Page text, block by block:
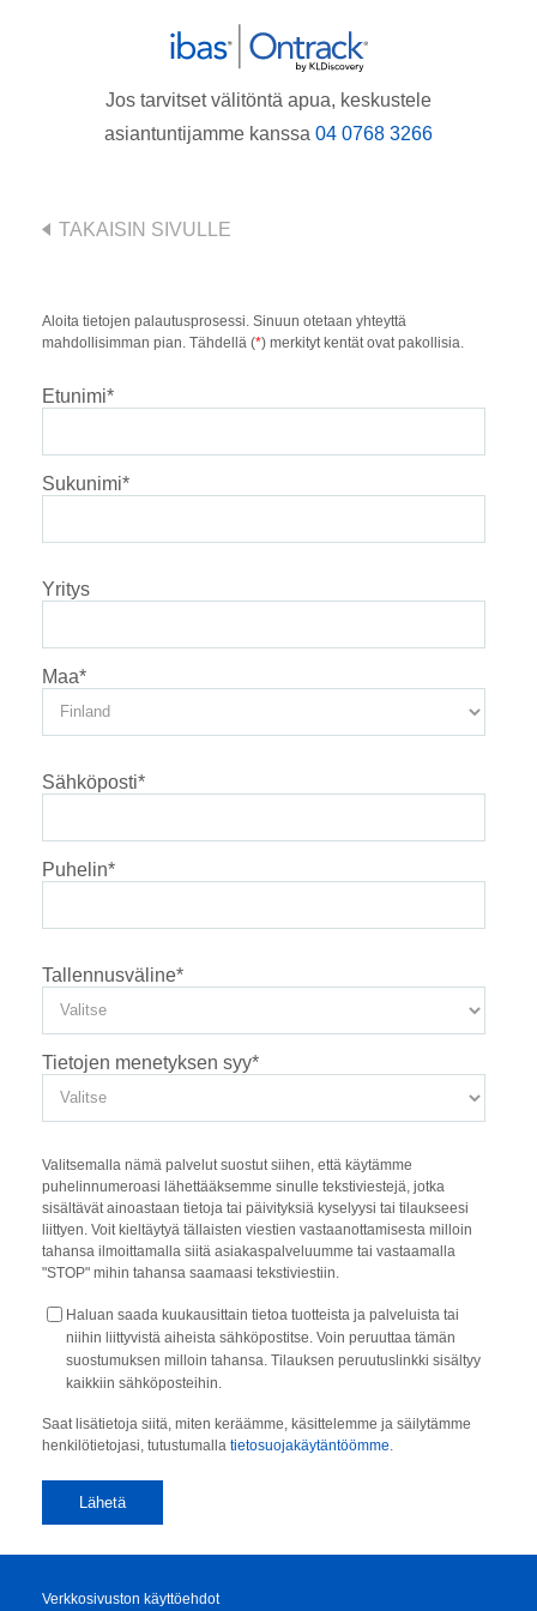
Jos tarvitset välitöntä apua, keskustele
asiantuntijamme kanssa 04 0768 3266
TAKAISIN SIVULLE
Aloita tietojen palautusprosessi. Sinuun otetaan yhteyttä
mahdollisimman pian. Tähdellä (*) merkityt kentät ovat pakollisia.
Etunimi*
Sukunimi*
Yritys
Maa*
Sähköposti*
Puhelin*
Tallennusväline*
Tietojen menetyksen syy*
Valitsemalla nämä palvelut suostut siihen, että käytämme
puhelinnumeroasi lähettääksemme sinulle tekstiviestejä, jotka
sisältävät ainoastaan tietoja tai päivityksiä kyselyysi tai tilaukseesi
liittyen. Voit kieltäytyä tällaisten viestien vastaanottamisesta milloin
tahansa ilmoittamalla siitä asiakaspalveluumme tai vastaamalla
"STOP" mihin tahansa saamaasi tekstiviestiin.
Haluan saada kuukausittain tietoa tuotteista ja palveluista tai
niihin liittyvistä aiheista sähköpostitse. Voin peruuttaa tämän
suostumuksen milloin tahansa. Tilauksen peruutuslinkki sisältyy
kaikkiin sähköposteihin.
Saat lisätietoja siitä, miten keräämme, käsittelemme ja säilytämme
henkilötietojasi, tutustumalla tietosuojakäytäntöömme.
Verkkosivuston käyttöehdot